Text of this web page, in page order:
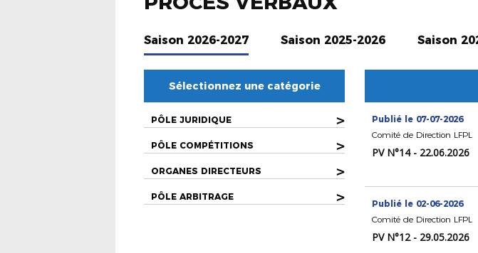
Saison 2026-2027 Saison 2025-2026 Saison
Sélectionnez une catégorie
PÔLE JURIDIQUE >
PÔLE COMPÉTITIONS >
ORGANES DIRECTEURS >
PÔLE ARBITRAGE >
Publié le 07-07-2026
Comité de Direction LFPL
PV N°14 - 22.06.2026
Publié le 02-06-2026
Comité de Direction LFPL
PV N°12 - 29.05.2026